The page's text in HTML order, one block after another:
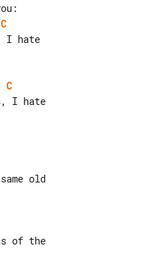
C
C